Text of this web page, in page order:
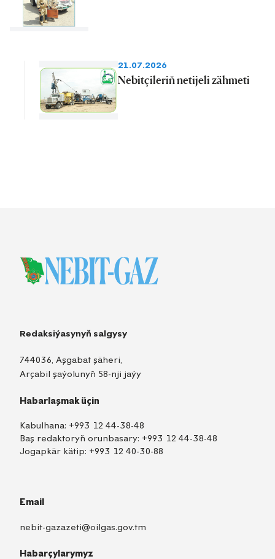
21.07.2026
Nebitçileriň netijeli zähmeti
Redaksiýasynyň salgysy
744036, Aşgabat şäheri,
Arçabil şaýolunyň 58-nji jaýy
Habarlaşmak üçin
Kabulhana: +993 12 44-38-48
Baş redaktoryň orunbasary: +993 12 44-38-48
Jogapkär kätip: +993 12 40-30-88
Email
nebit-gazazeti@oilgas.gov.tm
Habarçylarymyz